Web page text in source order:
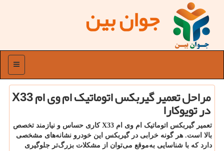
جوان بین
منو
مراحل تعمیر گیربکس اتوماتیک ام وی ام X33
در تویوکارا
تعمیر گیربکس اتوماتیک ام وی ام X33 کاری حساس و نیازمند تخصص
بالا است. هر گونه خرابی در گیربکس این خودرو نشانه‌های مشخصی
دارد که با شناسایی به‌موقع می‌توان از مشکلات بزرگ‌تر جلوگیری